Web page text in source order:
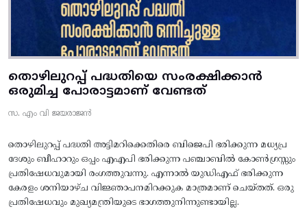
തൊഴിലുറപ്പ് പദ്ധതിയെ സംരക്ഷിക്കാൻ
ഒരുമിച്ച പോരാട്ടമാണ് വേണ്ടത്
സ. എം വി ജയരാജൻ
തൊഴിലുറപ്പ് പദ്ധതി അട്ടിമറിക്കെതിരെ ബിജെപി ഭരിക്കുന്ന മധ്യപ്ര
ദേശും ബീഹാറും ഒപ്പം എഎപി ഭരിക്കുന്ന പഞ്ചാബിൽ കോൺഗ്രസ്സും
പ്രതിഷേധവുമായി രംഗത്തുവന്നു. എന്നാൽ യുഡിഎഫ് ഭരിക്കുന്ന
കേരളം ശനിയാഴ്ച വിജ്ഞാപനമിറക്കുക മാത്രമാണ് ചെയ്തത്. ഒരു
പ്രതിഷേധവും മുഖ്യമന്ത്രിയുടെ ഭാഗത്തുനിന്നുണ്ടായില്ല.